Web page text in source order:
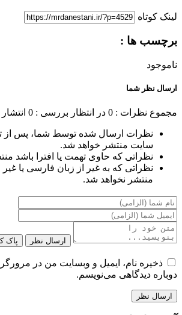
لینک کوتاه
برچسب ها :
ناموجود
ارسال نظر شما
مجموع نظرات : 0 در انتظار بررسی : 0 انتشار
نظرات ارسال شده توسط شما، پس از
سایت منتشر خواهد شد.
نظراتی که حاوی تهمت یا افترا باشد
نظراتی که به غیر از زبان فارسی یا غیر
منتشر نخواهد شد.
ارسال نظر پاک
ذخیره نام، ایمیل و وبسایت من در
دوباره دیدگاهی می‌نویسم.